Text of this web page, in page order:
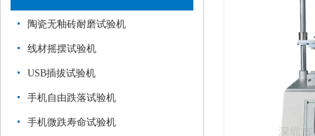
陶瓷无釉砖耐磨试验机
线材摇摆试验机
USB插拔试验机
手机自由跌落试验机
手机微跌寿命试验机